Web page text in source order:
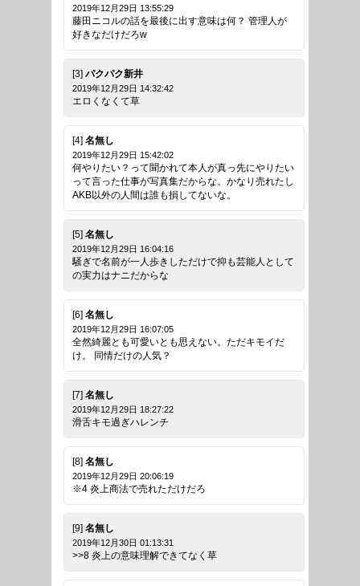
2019年12月29日 13:55:29
藤田ニコルの話を最後に出す意味は何？ 管理人が
好きなだけだろw
[3] パクパク新井
2019年12月29日 14:32:42
エロくなくて草
[4] 名無し
2019年12月29日 15:42:02
何やりたい？って聞かれて本人が真っ先にやりたい
って言った仕事が写真集だからな。かなり売れたし
AKB以外の人間は誰も損してないな。
[5] 名無し
2019年12月29日 16:04:16
騒ぎで名前が一人歩きしただけで抑も芸能人として
の実力はナニだからな
[6] 名無し
2019年12月29日 16:07:05
全然綺麗とも可愛いとも思えない。ただキモイだ
け。 同情だけの人気？
[7] 名無し
2019年12月29日 18:27:22
滑舌キモ過ぎハレンチ
[8] 名無し
2019年12月29日 20:06:19
※4 炎上商法で売れただけだろ
[9] 名無し
2019年12月30日 01:13:31
>>8 炎上の意味理解できてなく草